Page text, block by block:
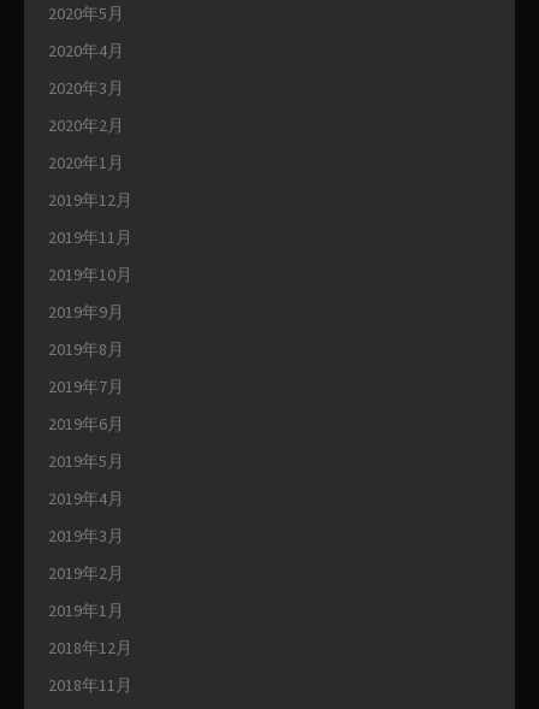
2020年5月
2020年4月
2020年3月
2020年2月
2020年1月
2019年12月
2019年11月
2019年10月
2019年9月
2019年8月
2019年7月
2019年6月
2019年5月
2019年4月
2019年3月
2019年2月
2019年1月
2018年12月
2018年11月